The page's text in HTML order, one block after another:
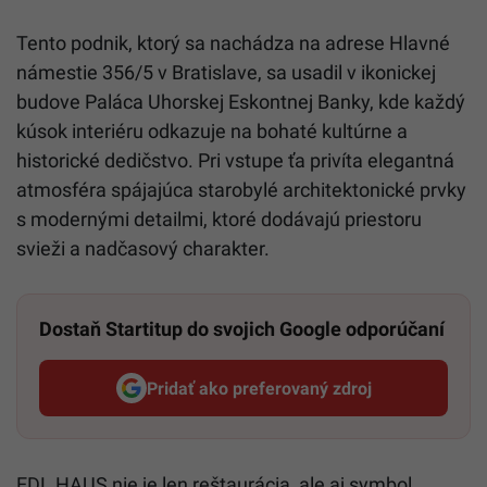
Tento podnik, ktorý sa nachádza na adrese Hlavné
námestie 356/5 v Bratislave, sa usadil v ikonickej
budove Paláca Uhorskej Eskontnej Banky, kde každý
kúsok interiéru odkazuje na bohaté kultúrne a
historické dedičstvo. Pri vstupe ťa privíta elegantná
atmosféra spájajúca starobylé architektonické prvky
s modernými detailmi, ktoré dodávajú priestoru
svieži a nadčasový charakter.
Dostaň Startitup do svojich Google odporúčaní
Pridať ako preferovaný zdroj
Startitup, odkaz sa otvorí v